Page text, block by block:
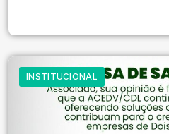
INSTITUCIONAL